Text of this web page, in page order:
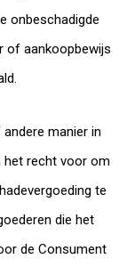
onbeschadigde
of aankoopbewijs
manier in
het recht voor om
te
die het
de Consument